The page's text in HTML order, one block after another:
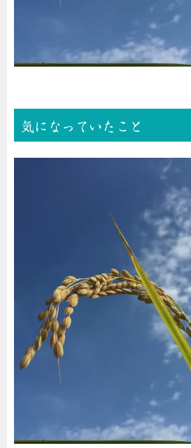
気になっていたこと